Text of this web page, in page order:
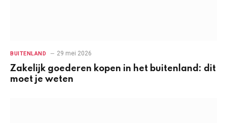
BUITENLAND 29 mei 2026
Zakelijk goederen kopen in het buitenland: dit
moet je weten